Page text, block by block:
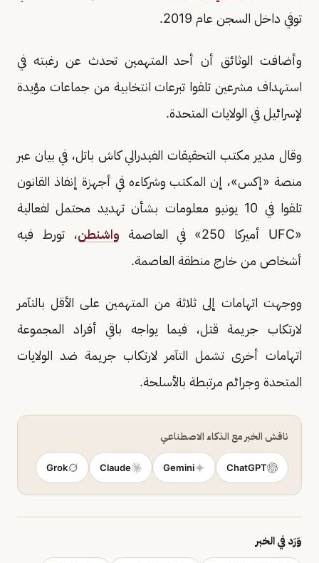
توفي داخل السجن عام 2019.
وأضافت الوثائق أن أحد المتهمين تحدث عن رغبته في
استهداف مشرعين تلقوا تبرعات انتخابية من جماعات مؤيدة
لإسرائيل في الولايات المتحدة.
وقال مدير مكتب التحقيقات الفيدرالي كاش باتل، في بيان عبر
منصة «إكس»، إن المكتب وشركاءه في أجهزة إنفاذ القانون
تلقوا في 10 يونيو معلومات بشأن تهديد محتمل لفعالية
«UFC أميركا 250» في العاصمة
واشنطن، تورط فيه
أشخاص من خارج منطقة العاصمة.
ووجهت اتهامات إلى ثلاثة من المتهمين على الأقل بالتآمر
لارتكاب جريمة قتل، فيما يواجه باقي أفراد المجموعة
اتهامات أخرى تشمل التآمر لارتكاب جريمة ضد الولايات
المتحدة وجرائم مرتبطة بالأسلحة.
ناقش الخبر مع الذكاء الاصطناعي
ChatGPT
Gemini
Claude
Grok
وَرَد في الخبر